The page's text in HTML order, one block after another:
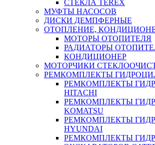
СТЁКЛА TEREX
МУФТЫ НАСОСОВ
ДИСКИ ДЕМПФЕРНЫЕ
ОТОПЛЕНИЕ,
МОТОРЫ ОТОПИТЕЛЯ
РАДИАТОРЫ
КОНДИЦИОНЕР
МОТОРЧИКИ
РЕМКОМПЛЕКТЫ
РЕМКОМПЛЕКТЫ
HITACHI
РЕМКОМПЛЕКТЫ
KOMATSU
РЕМКОМПЛЕКТЫ
HYUNDAI
РЕМКОМПЛЕКТЫ